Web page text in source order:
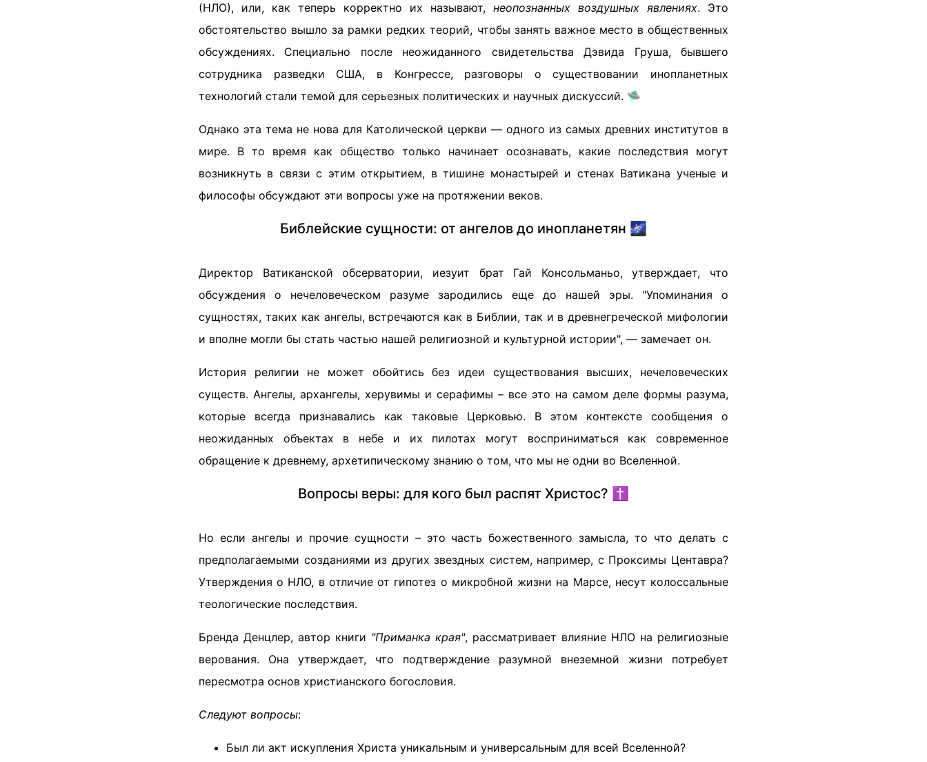
(НЛО), или, как теперь корректно их называют, неопознанных воздушных явлениях. Это
обстоятельство вышло за рамки редких теорий, чтобы занять важное место в общественных
обсуждениях. Специально после неожиданного свидетельства Дэвида Груша, бывшего
сотрудника разведки США, в Конгрессе, разговоры о существовании инопланетных
технологий стали темой для серьезных политических и научных дискуссий. 🛸
Однако эта тема не нова для Католической церкви — одного из самых древних институтов в
мире. В то время как общество только начинает осознавать, какие последствия могут
возникнуть в связи с этим открытием, в тишине монастырей и стенах Ватикана ученые и
философы обсуждают эти вопросы уже на протяжении веков.
Библейские сущности: от ангелов до инопланетян 🌌
Директор Ватиканской обсерватории, иезуит брат Гай Консольманьо, утверждает, что
обсуждения о нечеловеческом разуме зародились еще до нашей эры. "Упоминания о
сущностях, таких как ангелы, встречаются как в Библии, так и в древнегреческой мифологии
и вполне могли бы стать частью нашей религиозной и культурной истории", — замечает он.
История религии не может обойтись без идеи существования высших, нечеловеческих
существ. Ангелы, архангелы, херувимы и серафимы – все это на самом деле формы разума,
которые всегда признавались как таковые Церковью. В этом контексте сообщения о
неожиданных объектах в небе и их пилотах могут восприниматься как современное
обращение к древнему, архетипическому знанию о том, что мы не одни во Вселенной.
Вопросы веры: для кого был распят Христос? ✝️
Но если ангелы и прочие сущности – это часть божественного замысла, то что делать с
предполагаемыми созданиями из других звездных систем, например, с Проксимы Центавра?
Утверждения о НЛО, в отличие от гипотез о микробной жизни на Марсе, несут колоссальные
теологические последствия.
Бренда Денцлер, автор книги "Приманка края", рассматривает влияние НЛО на религиозные
верования. Она утверждает, что подтверждение разумной внеземной жизни потребует
пересмотра основ христианского богословия.
Следуют вопросы:
Был ли акт искупления Христа уникальным и универсальным для всей Вселенной?